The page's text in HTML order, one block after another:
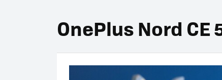
OnePlus Nord CE